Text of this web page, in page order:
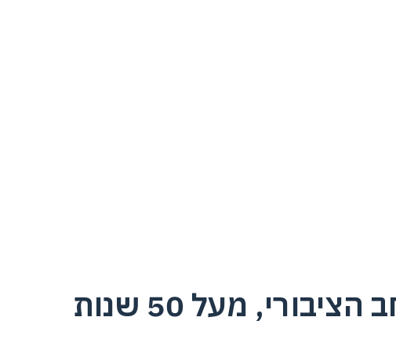
תכנון, ייצור והקמה של מתקני משחק ופעילות למרחב הציבורי, מעל 50 שנות